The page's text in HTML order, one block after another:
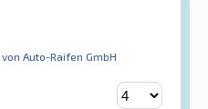
von Auto-Raifen GmbH